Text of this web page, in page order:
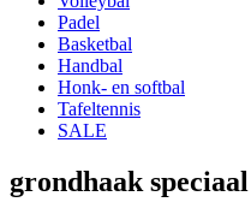
Padel
Basketbal
Handbal
Honk- en softbal
Tafeltennis
SALE
grondhaak speciaal